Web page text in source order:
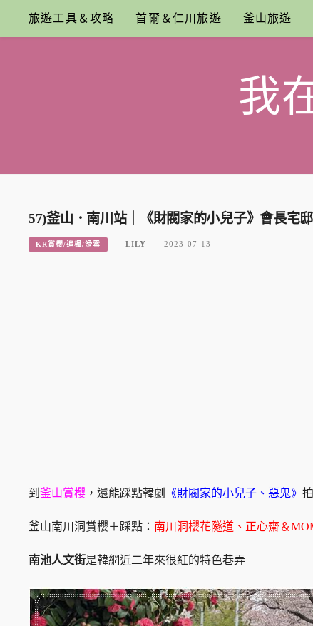
content
旅遊工具＆攻略 首爾＆仁川旅遊 釜山旅遊
我
57)釜山．南川站｜《財閥家的小兒子》會長宅
KR賞櫻/追楓/滑雪 LILY 2023-07-13
到 釜山賞櫻 ，還能踩點韓劇 《財閥家的小兒子、惡鬼》
釜山南川洞賞櫻＋踩點： 南川洞櫻花隧道、正心齋＆
南池人文街是韓網近二年來很紅的特色巷弄